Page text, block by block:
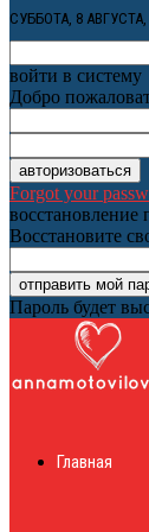
СУББОТА, 8 АВГУСТА,
войти в систему
Добро
Forgot your
восстановление
Восстановите
Пароль будет
Главная